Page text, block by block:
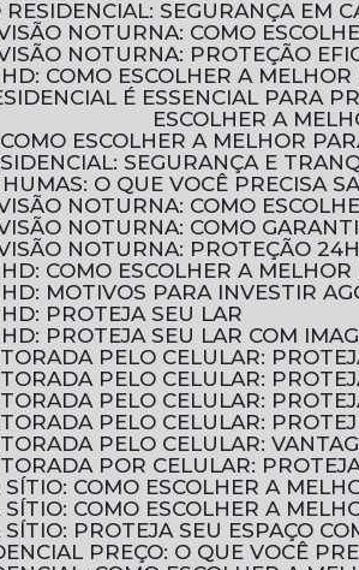
SEGURANÇA EM
NOTURNA: COMO
NOTURNA: PROTEÇÃO
COMO ESCOLHER A
ESCOLHER A
ESCOLHER A MELHOR
SEGURANÇA E
O QUE VOCÊ PRECISA
NOTURNA: COMO
NOTURNA: COMO
NOTURNA: PROTEÇÃO 24H
COMO ESCOLHER A
MOTIVOS PARA INVESTIR
PROTEJA SEU LAR
HD: PROTEJA SEU LAR COM
PELO CELULAR:
PELO CELULAR:
PELO CELULAR:
PELO CELULAR:
PELO CELULAR:
POR CELULAR:
SÍTIO: COMO ESCOLHER A
SÍTIO: COMO ESCOLHER A
SÍTIO: PROTEJA SEU ESPAÇO
PREÇO: O QUE VOCÊ